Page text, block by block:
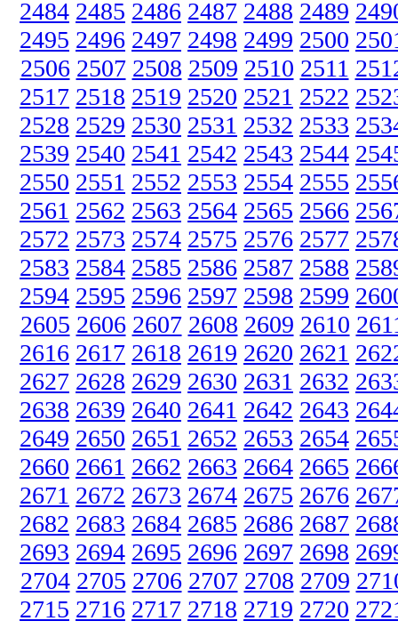
2484 2485 2486 2487 2488 2489
2495 2496 2497 2498 2499 2500
2506 2507 2508 2509 2510 2511
2517 2518 2519 2520 2521 2522
2528 2529 2530 2531 2532 2533
2539 2540 2541 2542 2543 2544
2550 2551 2552 2553 2554 2555
2561 2562 2563 2564 2565 2566
2572 2573 2574 2575 2576 2577
2583 2584 2585 2586 2587 2588
2594 2595 2596 2597 2598 2599
2605 2606 2607 2608 2609 2610
2616 2617 2618 2619 2620 2621
2627 2628 2629 2630 2631 2632
2638 2639 2640 2641 2642 2643
2649 2650 2651 2652 2653 2654
2660 2661 2662 2663 2664 2665
2671 2672 2673 2674 2675 2676
2682 2683 2684 2685 2686 2687
2693 2694 2695 2696 2697 2698
2704 2705 2706 2707 2708 2709
2715 2716 2717 2718 2719 2720